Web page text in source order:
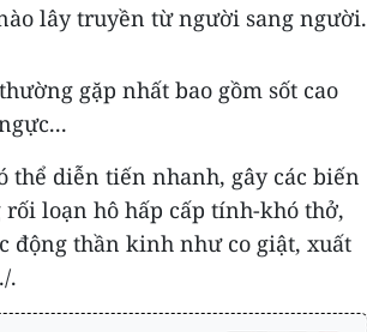
lây truyền từ người sang người.
gặp nhất bao gồm sốt cao
diễn tiến nhanh, gây các biến
loạn hô hấp cấp tính-khó thở,
động thần kinh như co giật, xuất
.